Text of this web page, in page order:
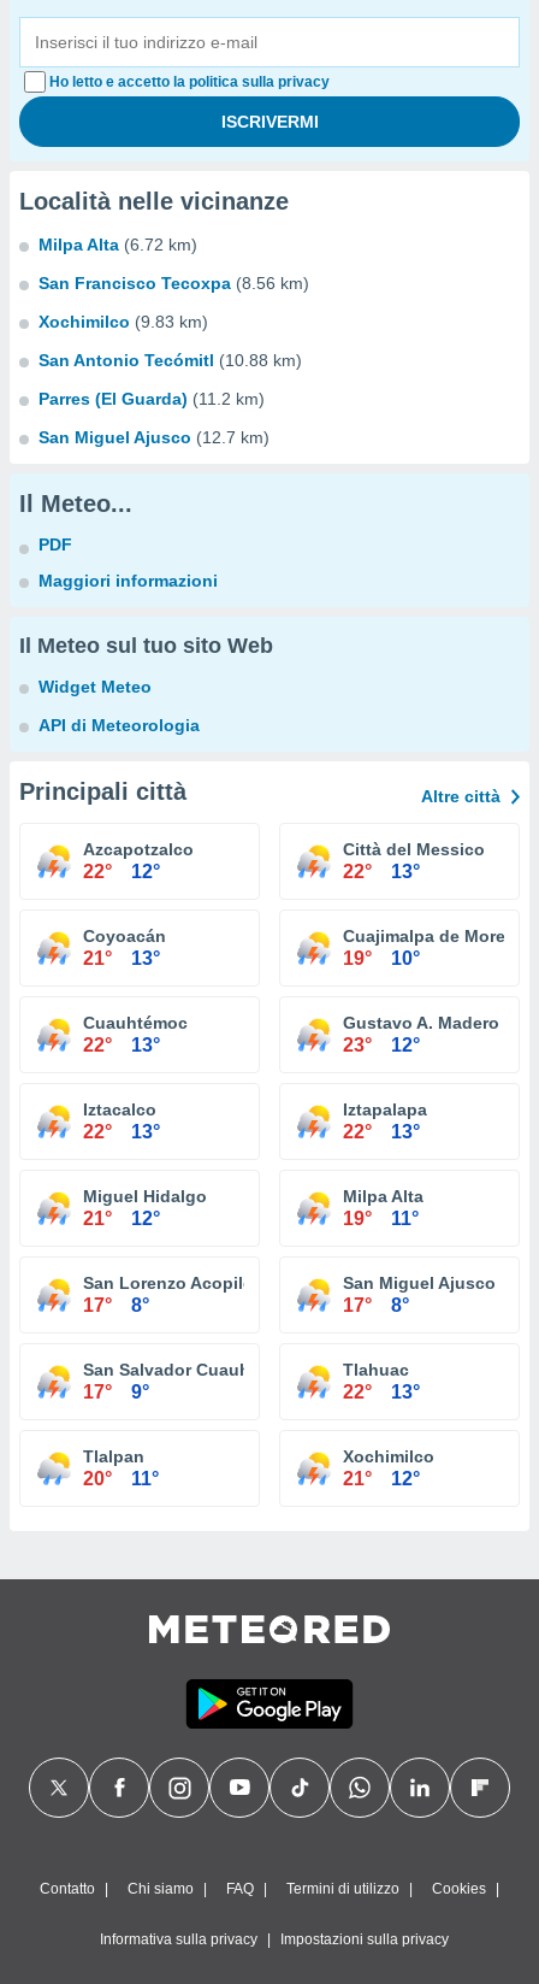
Ho letto e accetto la politica sulla privacy
Località nelle vicinanze
Milpa Alta (6.72 km)
San Francisco Tecoxpa (8.56 km)
Xochimilco (9.83 km)
San Antonio Tecómitl (10.88 km)
Parres (El Guarda) (11.2 km)
San Miguel Ajusco (12.7 km)
Il Meteo...
PDF
Maggiori informazioni
Il Meteo sul tuo sito Web
Widget Meteo
API di Meteorologia
Principali città Altre città
Azcapotzalco
22° 12°
Città del Messico
22° 13°
Coyoacán
21° 13°
Cuajimalpa de Morelos
19° 10°
Cuauhtémoc
22° 13°
Gustavo A. Madero
23° 12°
Iztacalco
22° 13°
Iztapalapa
22° 13°
Miguel Hidalgo
21° 12°
Milpa Alta
19° 11°
San Lorenzo Acopilco
17° 8°
San Miguel Ajusco
17° 8°
San Salvador Cuauhtenco
17° 9°
Tlahuac
22° 13°
Tlalpan
20° 11°
Xochimilco
21° 12°
Contatto Chi siamo FAQ Termini di utilizzo Cookies
Informativa sulla privacy Impostazioni sulla privacy